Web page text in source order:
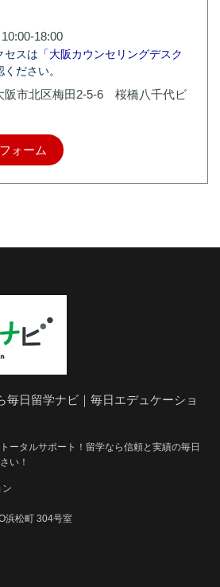
18:00
セスは 「大阪カウンセリングデスク
ださい。
阪市北区梅田2-5-6 桜橋八千代ビ
ォーム
毎日留学ナビ｜毎日エデュケーショ
ータルサポート！留学なら信頼と実績の毎日
い！
浜松町 304号室